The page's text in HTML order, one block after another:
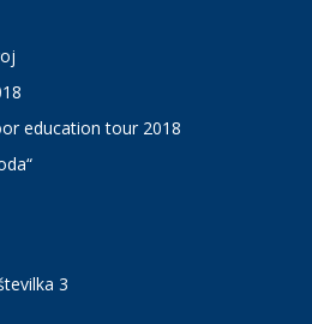
education tour 2018